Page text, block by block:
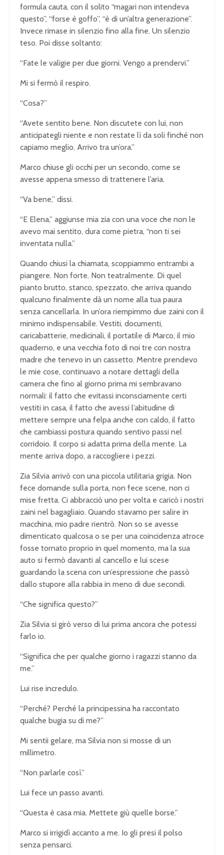
formula cauta, con il solito “magari non intendeva
questo”, “forse è goffo”, “è di un’altra generazione”.
Invece rimase in silenzio fino alla fine. Un silenzio
teso. Poi disse soltanto:
“Fate le valigie per due giorni. Vengo a prendervi.”
Mi si fermò il respiro.
“Cosa?”
“Avete sentito bene. Non discutete con lui, non
anticipategli niente e non restate lì da soli finché non
capiamo meglio. Arrivo tra un’ora.”
Marco chiuse gli occhi per un secondo, come se
avesse appena smesso di trattenere l’aria.
“Va bene,” dissi.
“E Elena,” aggiunse mia zia con una voce che non le
avevo mai sentito, dura come pietra, “non ti sei
inventata nulla.”
Quando chiusi la chiamata, scoppiammo entrambi a
piangere. Non forte. Non teatralmente. Di quel
pianto brutto, stanco, spezzato, che arriva quando
qualcuno finalmente dà un nome alla tua paura
senza cancellarla. In un’ora riempimmo due zaini con il
minimo indispensabile. Vestiti, documenti,
caricabatterie, medicinali, il portatile di Marco, il mio
quaderno, e una vecchia foto di noi tre con nostra
madre che tenevo in un cassetto. Mentre prendevo
le mie cose, continuavo a notare dettagli della
camera che fino al giorno prima mi sembravano
normali: il fatto che evitassi inconsciamente certi
vestiti in casa, il fatto che avessi l’abitudine di
mettere sempre una felpa anche con caldo, il fatto
che cambiassi postura quando sentivo passi nel
corridoio. Il corpo si adatta prima della mente. La
mente arriva dopo, a raccogliere i pezzi.
Zia Silvia arrivò con una piccola utilitaria grigia. Non
fece domande sulla porta, non fece scene, non ci
mise fretta. Ci abbracciò uno per volta e caricò i nostri
zaini nel bagagliaio. Quando stavamo per salire in
macchina, mio padre rientrò. Non so se avesse
dimenticato qualcosa o se per una coincidenza atroce
fosse tornato proprio in quel momento, ma la sua
auto si fermò davanti al cancello e lui scese
guardando la scena con un’espressione che passò
dallo stupore alla rabbia in meno di due secondi.
“Che significa questo?”
Zia Silvia si girò verso di lui prima ancora che potessi
farlo io.
“Significa che per qualche giorno i ragazzi stanno da
me.”
Lui rise incredulo.
“Perché? Perché la principessina ha raccontato
qualche bugia su di me?”
Mi sentii gelare, ma Silvia non si mosse di un
millimetro.
“Non parlarle così.”
Lui fece un passo avanti.
“Questa è casa mia. Mettete giù quelle borse.”
Marco si irrigidì accanto a me. Io gli presi il polso
senza pensarci.